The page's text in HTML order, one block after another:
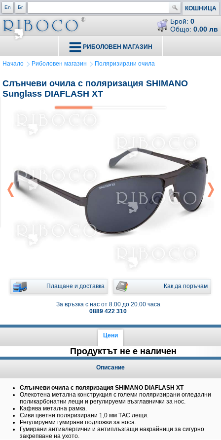
En Бг КОШНИЦА
Брой: 0
Общо: 0.00 лв
РИБОЛОВЕН МАГАЗИН
Начало Риболовен магазин Поляризирани очила
Слънчеви очила с поляризация SHIMANO
Sunglass DIAFLASH XT
Плащане и доставка Как да поръчам
За връзка с нас от 8.00 до 20.00 часа
0889 422 310
Цени
Продуктът не е наличен
Описание
Слънчеви очила с поляризация SHIMANO DIAFLASH XT
Олекотена метална конструкция с големи поляризирани огледални
поликарбонатни лещи и регулируеми възглавнички за нос.
Кафява метална рамка.
Сиви цветни поляризирани 1,0 мм ТАС лещи.
Регулируеми гумирани подложки за носа.
Гумирани антиалергични и антиплъзгащи накрайници за сигурно
закрепване на ухото.